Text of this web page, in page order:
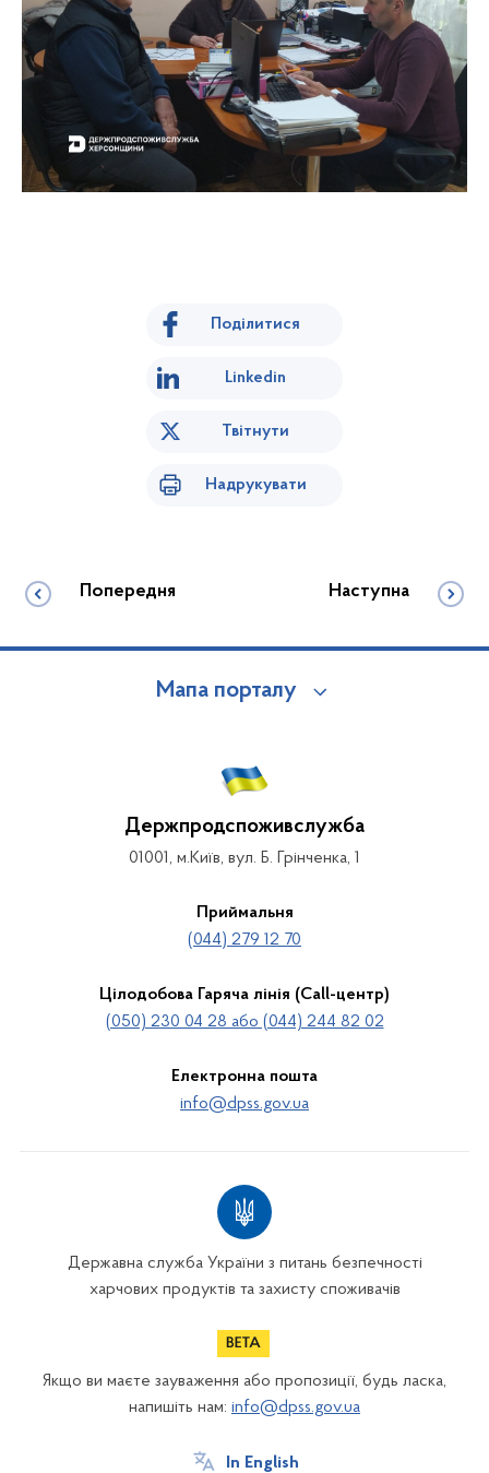
Поділитися
Linkedin
Твітнути
Надрукувати
Попередня Наступна
Мапа порталу
Держпродспоживслужба
01001, м.Київ, вул. Б. Грінченка, 1
Приймальня
(044) 279 12 70
Цілодобова Гаряча лінія (Call-центр)
(050) 230 04 28 або (044) 244 82 02
Електронна пошта
info@dpss.gov.ua
Державна служба України з питань безпечності
харчових продуктів та захисту споживачів
Якщо ви маєте зауваження або пропозиції, будь ласка,
напишіть нам: info@dpss.gov.ua
In English